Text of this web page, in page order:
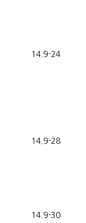
14.9-24
14.9-28
14.9-30